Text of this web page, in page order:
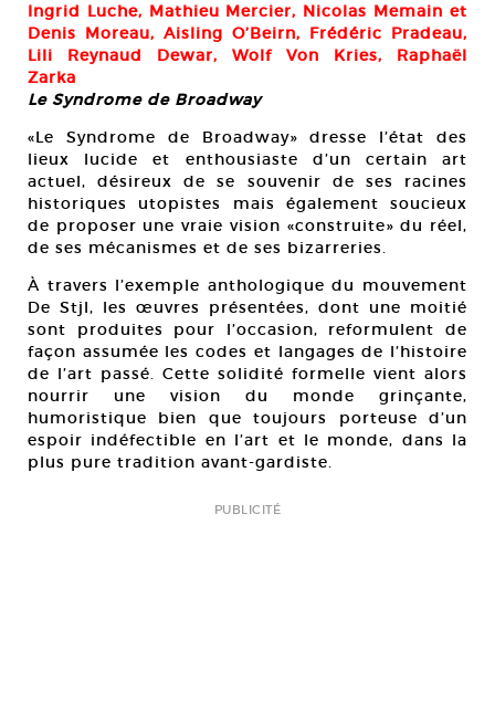
Ingrid Luche, Mathieu Mercier, Nicolas Memain et
Denis Moreau, Aisling O’Beirn, Frédéric Pradeau,
Lili Reynaud Dewar, Wolf Von Kries, Raphaël
Zarka
Le Syndrome de Broadway
«Le Syndrome de Broadway» dresse l’état des
lieux lucide et enthousiaste d’un certain art
actuel, désireux de se souvenir de ses racines
historiques utopistes mais également soucieux
de proposer une vraie vision «construite» du réel,
de ses mécanismes et de ses bizarreries.
À travers l’exemple anthologique du mouvement
De Stjl, les œuvres présentées, dont une moitié
sont produites pour l’occasion, reformulent de
façon assumée les codes et langages de l’histoire
de l’art passé. Cette solidité formelle vient alors
nourrir une vision du monde grinçante,
humoristique bien que toujours porteuse d’un
espoir indéfectible en l’art et le monde, dans la
plus pure tradition avant-gardiste.
PUBLICITÉ